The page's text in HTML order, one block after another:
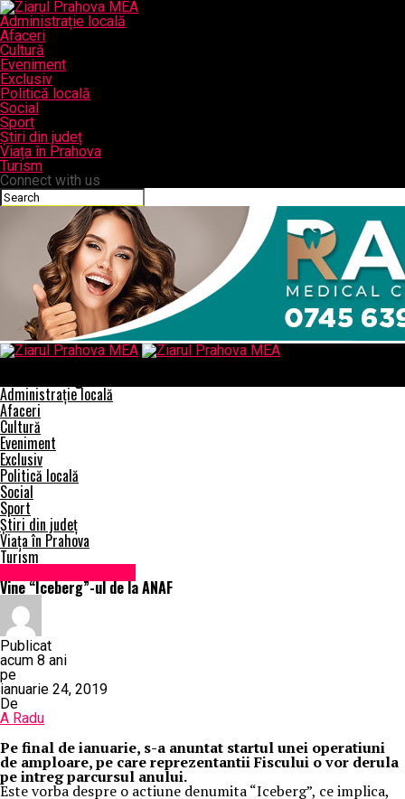
Administrație locală
Afaceri
Cultură
Eveniment
Exclusiv
Politică locală
Social
Sport
Știri din județ
Viața în Prahova
Turism
Connect with us
Administrație locală
Afaceri
Cultură
Eveniment
Exclusiv
Politică locală
Social
Sport
Știri din județ
Viața în Prahova
Turism
Vine “Iceberg”-ul de la ANAF
Publicat
acum 8 ani
pe
ianuarie 24, 2019
De
A Radu
Pe final de ianuarie, s-a anuntat startul unei operatiuni
de amploare, pe care reprezentantii Fiscului o vor derula
pe intreg parcursul anului.
Este vorba despre o actiune denumita “Iceberg”, ce implica,